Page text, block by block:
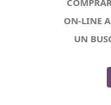
ON-LINE
UN